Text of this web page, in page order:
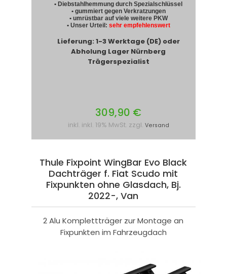
• Diebstahlhemmung durch Spezialschlüssel
• gummiert gegen Verkratzungen
• umrüstbar auf viele weitere PKW
• Unser Urteil: sehr empfehlenswert
Lieferung: 1-3 Werktage (DE) oder
Abholung Lager Nürnberg
Trägerspezialist
309,90 €
inkl. inkl. 19% MwSt. zzgl. Versand
Thule Fixpoint WingBar Evo Black
Dachträger f. Fiat Scudo mit
Fixpunkten ohne Glasdach, Bj.
2022-, Van
2 Alu Komplettträger zur Montage an
Fixpunkten im Fahrzeugdach